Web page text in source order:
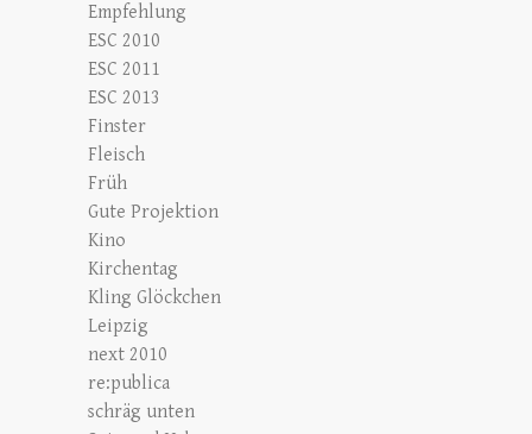
Empfehlung
ESC 2010
ESC 2011
ESC 2013
Finster
Fleisch
Früh
Gute Projektion
Kino
Kirchentag
Kling Glöckchen
Leipzig
next 2010
re:publica
schräg unten